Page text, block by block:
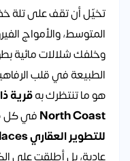
المتوسط، والأمواج
الطبيعة في قلب
هو ما تنتظرك به
North Coastفي كل
للتطوير العقاري People & Places